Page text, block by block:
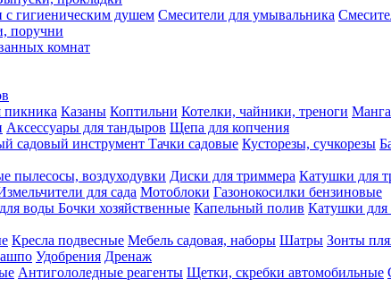
с гигиеническим душем Смесители для умывальника
поручни
комнат
пикника Казаны Коптильни Котелки, чайники, треноги
Аксессуары для тандыров Щепа для копчения
садовый инструмент Тачки садовые Кусторезы, сучкорезы
пылесосы, воздуходувки Диски для триммера Катушки для
для сада Мотоблоки Газонокосилки бензиновые
воды Бочки хозяйственные Капельный полив Катушки
Кресла подвесные Мебель садовая, наборы Шатры Зонты
Удобрения Дренаж
Антигололедные реагенты Щетки, скребки автомобильные